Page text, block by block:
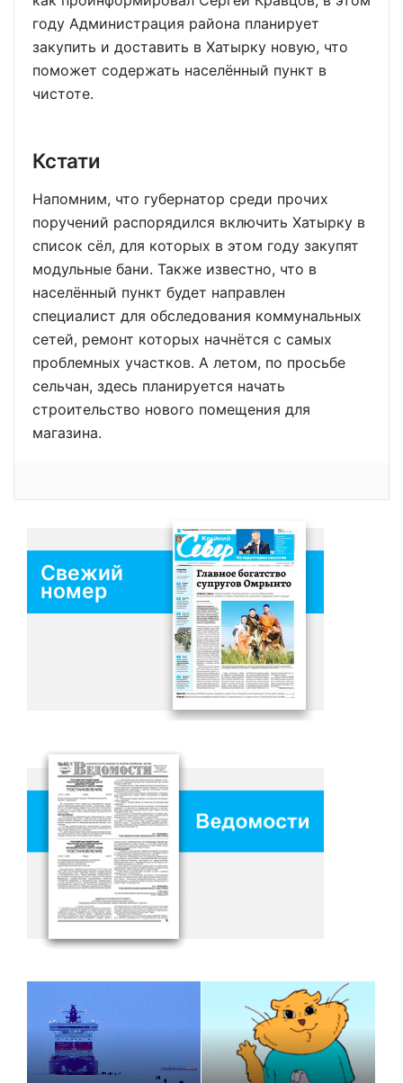
году Администрация района планирует
закупить и доставить в Хатырку новую, что
поможет содержать населённый пункт в
чистоте.
Кстати
Напомним, что губернатор среди прочих
поручений распорядился включить Хатырку в
список сёл, для которых в этом году закупят
модульные бани. Также известно, что в
населённый пункт будет направлен
специалист для обследования коммунальных
сетей, ремонт которых начнётся с самых
проблемных участков. А летом, по просьбе
сельчан, здесь планируется начать
строительство нового помещения для
магазина.
Свежий
номер